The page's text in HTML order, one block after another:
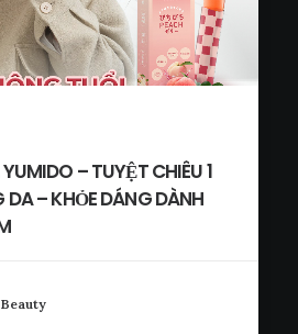
– TUYỆT CHIÊU 1
– KHỎE DÁNG DÀNH